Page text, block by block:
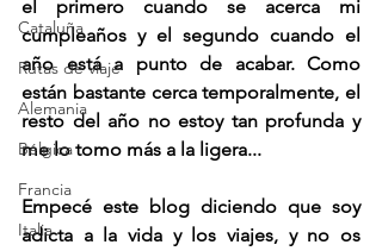
Cataluña
Rutas de viaje
Alemania
Bélgica
Francia
Italia
el primero cuando se acerca mi
cumpleaños y el segundo cuando el
año está a punto de acabar. Como
están bastante cerca temporalmente, el
resto del año no estoy tan profunda y
me lo tomo más a la ligera...
Empecé este blog diciendo que soy
adicta a la vida y los viajes, y no os